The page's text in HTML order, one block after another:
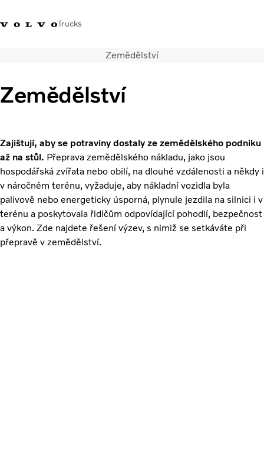
Trucks
Klub řidičů
Přihlášení k Volvo
Služby
Použitá vozidla
Servisní síť a prodej
Novinky
Kontaktujte nás
Kariéra
O nás
Zemědělství
Zemědělství
Zajištují, aby se potraviny dostaly ze zemědělského podniku
až na stůl. Přeprava zemědělského nákladu, jako jsou
hospodářská zvířata nebo obilí, na dlouhé vzdálenosti a někdy i
v náročném terénu, vyžaduje, aby nákladní vozidla byla
palivově nebo energeticky úsporná, plynule jezdila na silnici i v
terénu a poskytovala řidičům odpovídající pohodlí, bezpečnost
a výkon. Zde najdete řešení výzev, s nimiž se setkáváte při
přepravě v zemědělství.